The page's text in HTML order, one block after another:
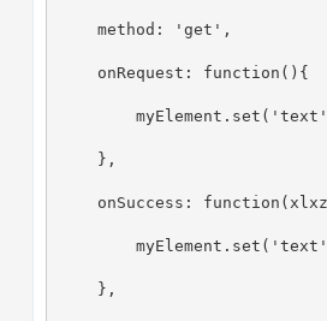
    method: 'get',
    onRequest: function(){
    },
onSuccess:
    },